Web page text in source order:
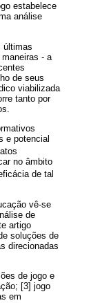
estabelece
análise
últimas
- a
de seus
viabilizada
tanto por
e potencial
no âmbito
de tal
vê-se
de
artigo
soluções de
direcionadas
de jogo e
[3] jogo
em